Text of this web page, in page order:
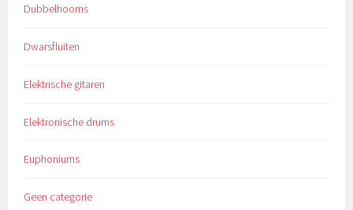
Dubbelhoorns
Dwarsfluiten
Elektrische gitaren
Elektronische drums
Euphoniums
Geen categorie